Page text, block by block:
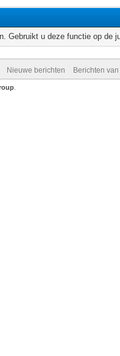
Gebruikt u deze functie op de
Nieuwe berichten Berichten